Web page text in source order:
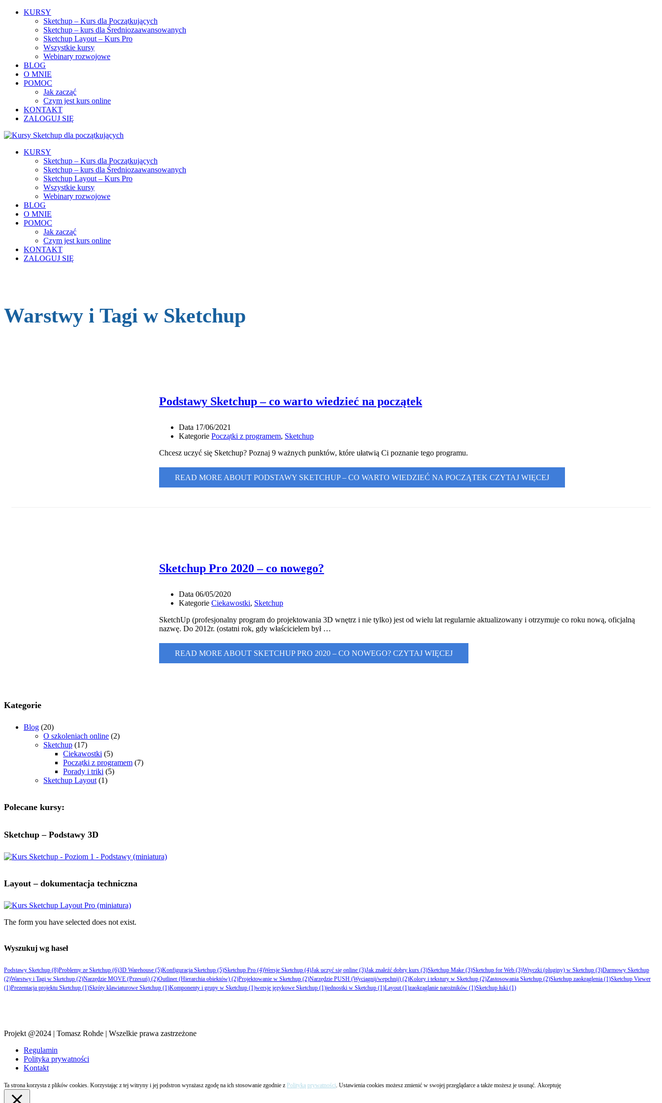
KURSY
Sketchup – Kurs dla Początkujących
Sketchup – kurs dla Średniozaawansowanych
Sketchup Layout – Kurs Pro
Wszystkie kursy
Webinary rozwojowe
BLOG
O MNIE
POMOC
Jak zacząć
Czym jest kurs online
KONTAKT
ZALOGUJ SIĘ
KURSY
Sketchup – Kurs dla Początkujących
Sketchup – kurs dla Średniozaawansowanych
Sketchup Layout – Kurs Pro
Wszystkie kursy
Webinary rozwojowe
BLOG
O MNIE
POMOC
Jak zacząć
Czym jest kurs online
KONTAKT
ZALOGUJ SIĘ
Warstwy i Tagi w Sketchup
Podstawy Sketchup – co warto wiedzieć na początek
Data 17/06/2021
Kategorie Początki z programem, Sketchup
Chcesz uczyć się Sketchup? Poznaj 9 ważnych punktów, które ułatwią Ci poznanie tego programu.
READ MORE ABOUT PODSTAWY SKETCHUP – CO WARTO WIEDZIEĆ NA POCZĄTEK CZYTAJ WIĘCEJ
Sketchup Pro 2020 – co nowego?
Data 06/05/2020
Kategorie Ciekawostki, Sketchup
SketchUp (profesjonalny program do projektowania 3D wnętrz i nie tylko) jest od wielu lat regularnie aktualizowany i otrzymuje co roku nową, oficjalną
nazwę. Do 2012r. (ostatni rok, gdy właścicielem był …
READ MORE ABOUT SKETCHUP PRO 2020 – CO NOWEGO? CZYTAJ WIĘCEJ
Kategorie
Blog (20)
O szkoleniach online (2)
Sketchup (17)
Ciekawostki (5)
Początki z programem (7)
Porady i triki (5)
Sketchup Layout (1)
Polecane kursy:
Sketchup – Podstawy 3D
Layout – dokumentacja techniczna
The form you have selected does not exist.
Wyszukuj wg haseł
Podstawy Sketchup (8)Problemy ze Sketchup (6)3D Warehouse (5)Konfiguracja Sketchup (5)Sketchup Pro (4)Wersje Sketchup (4)Jak uczyć się online (3)Jak znaleźć dobry kurs (3)Sketchup Make (3)Sketchup for Web (3)Wtyczki (pluginy) w Sketchup (3)Darmowy Sketchup
(2)Warstwy i Tagi w Sketchup (2)Narzędzie MOVE (Przesuń) (2)Outliner (Hierarchia obiektów) (2)Projektowanie w Sketchup (2)Narzędzie PUSH (Wyciągnij/wepchnij) (2)Kolory i tekstury w Sketchup (2)Zastosowania Sketchup (2)Sketchup zaokrąglenia (1)Sketchup Viewer
(1)Prezentacja projektu Sketchup (1)Skróty klawiaturowe Sketchup (1)Komponenty i grupy w Sketchup (1)wersje językowe Sketchup (1)jednostki w Sketchup (1)Layout (1)zaokrąglanie narożników (1)Sketchup łuki (1)
Projekt @2024 | Tomasz Rohde | Wszelkie prawa zastrzeżone
Regulamin
Polityka prywatności
Kontakt
Ta strona korzysta z plików cookies. Korzystając z tej witryny i jej podstron wyrażasz zgodę na ich stosowanie zgodnie z Polityką prywatności . Ustawienia cookies możesz zmienić w swojej przeglądarce a także możesz je usunąć. Akceptuję